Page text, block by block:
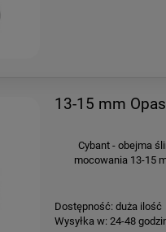
13-15 mm
Cybant - obejma
mocowania 13-15
Dostępność: duża ilość
Wysyłka w: 24-48